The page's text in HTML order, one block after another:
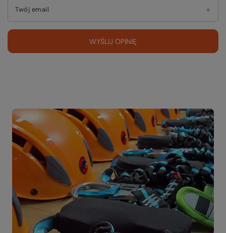
Twój email
WYŚLIJ OPINIĘ